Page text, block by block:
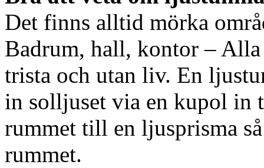
Det finns alltid mörka
Badrum, hall, kontor – Alla
trista och utan liv. En
in solljuset via en kupol in
rummet till en ljusprisma
rummet.